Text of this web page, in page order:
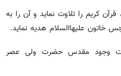
کریم را تلاوت نماید و آن را به
خاتون علیهاالسلام هدیه نماید.
وجود مقدس حضرت ولی عصر